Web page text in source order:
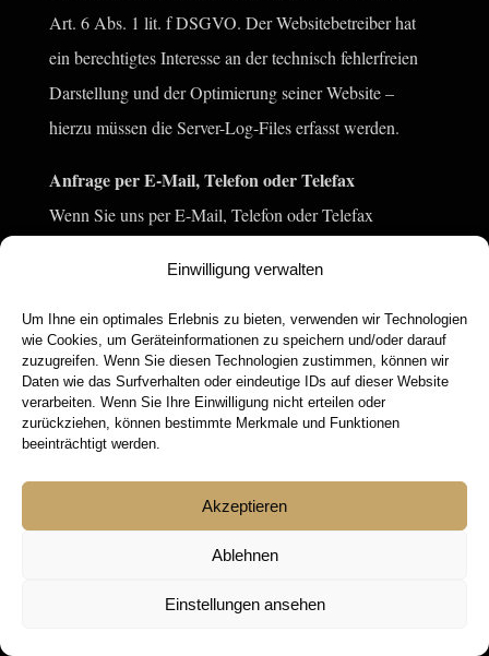
Einwilligung verwalten
Um Ihne ein optimales Erlebnis zu bieten, verwenden wir Technologien
wie Cookies, um Geräteinformationen zu speichern und/oder darauf
zuzugreifen. Wenn Sie diesen Technologien zustimmen, können wir
Daten wie das Surfverhalten oder eindeutige IDs auf dieser Website
verarbeiten. Wenn Sie Ihre Einwilligung nicht erteilen oder
zurückziehen, können bestimmte Merkmale und Funktionen
beeinträchtigt werden.
Akzeptieren
Ablehnen
Einstellungen ansehen
Art. 6 Abs. 1 lit. f DSGVO. Der Websitebetreiber hat
ein berechtigtes Interesse an der technisch fehlerfreien
Darstellung und der Optimierung seiner Website –
hierzu müssen die Server-Log-Files erfasst werden.
Anfrage per E-Mail, Telefon oder Telefax
Wenn Sie uns per E-Mail, Telefon oder Telefax
hervorgehenden personenbezogenen Daten (Name,
Anfrage) zum Zwecke der Bearbeitung Ihres Anliegens
bei uns gespeichert und verarbeitet. Diese Daten geben
wir nicht ohne Ihre Einwilligung weiter.
Die Verarbeitung dieser Daten erfolgt auf Grundlage von
Art. 6 Abs. 1 lit. b DSGVO, sofern Ihre Anfrage mit der
Erfüllung eines Vertrags zusammenhängt oder zur
Durchführung vorvertraglicher Maßnahmen erforderlich
unserem berechtigten Interesse an der effektiven